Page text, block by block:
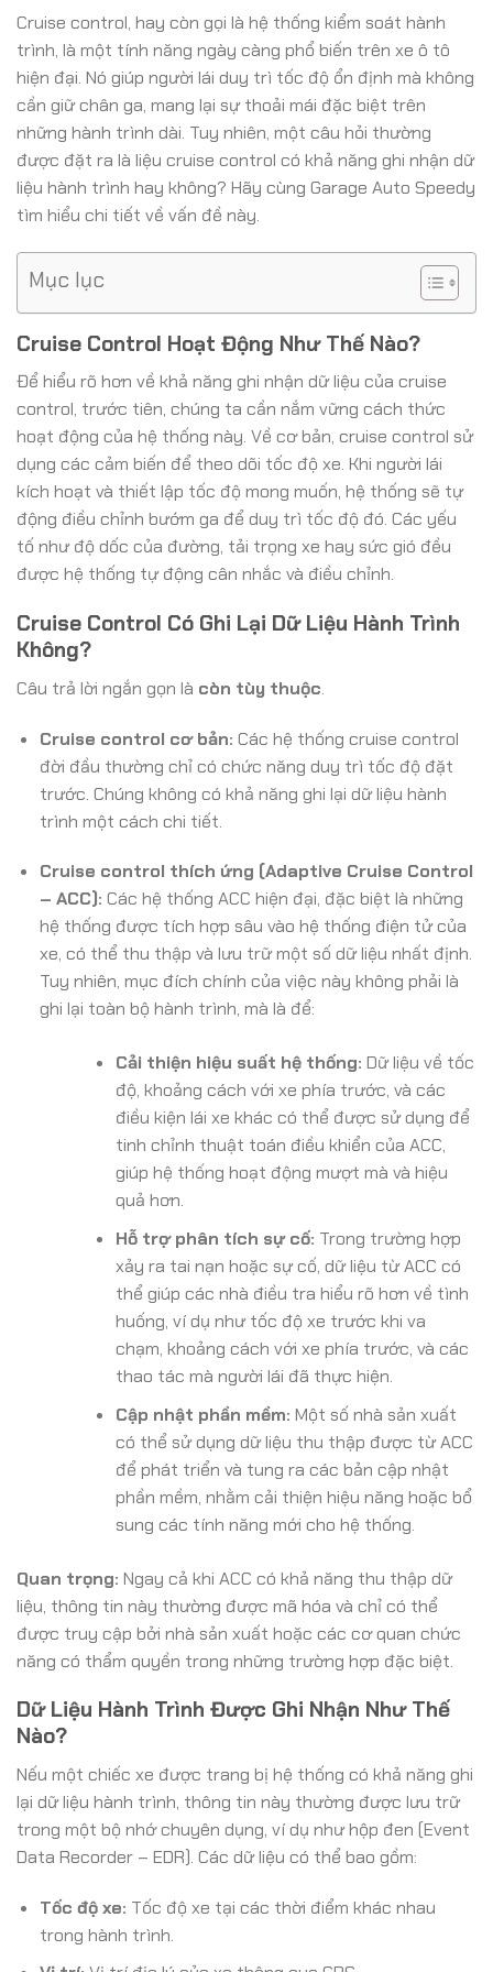
Cruise control, hay còn gọi là hệ thống kiểm soát hành
trình, là một tính năng ngày càng phổ biến trên xe ô tô
hiện đại. Nó giúp người lái duy trì tốc độ ổn định mà không
cần giữ chân ga, mang lại sự thoải mái đặc biệt trên
những hành trình dài. Tuy nhiên, một câu hỏi thường
được đặt ra là liệu cruise control có khả năng ghi nhận dữ
liệu hành trình hay không? Hãy cùng Garage Auto Speedy
tìm hiểu chi tiết về vấn đề này.
Mục lục
Cruise Control Hoạt Động Như Thế Nào?
Để hiểu rõ hơn về khả năng ghi nhận dữ liệu của cruise
control, trước tiên, chúng ta cần nắm vững cách thức
hoạt động của hệ thống này. Về cơ bản, cruise control sử
dụng các cảm biến để theo dõi tốc độ xe. Khi người lái
kích hoạt và thiết lập tốc độ mong muốn, hệ thống sẽ tự
động điều chỉnh bướm ga để duy trì tốc độ đó. Các yếu
tố như độ dốc của đường, tải trọng xe hay sức gió đều
được hệ thống tự động cân nhắc và điều chỉnh.
Cruise Control Có Ghi Lại Dữ Liệu Hành Trình
Không?
Câu trả lời ngắn gọn là còn tùy thuộc.
Cruise control cơ bản: Các hệ thống cruise control
đời đầu thường chỉ có chức năng duy trì tốc độ đặt
trước. Chúng không có khả năng ghi lại dữ liệu hành
trình một cách chi tiết.
Cruise control thích ứng (Adaptive Cruise Control
– ACC): Các hệ thống ACC hiện đại, đặc biệt là những
hệ thống được tích hợp sâu vào hệ thống điện tử của
xe, có thể thu thập và lưu trữ một số dữ liệu nhất định.
Tuy nhiên, mục đích chính của việc này không phải là
ghi lại toàn bộ hành trình, mà là để:
Cải thiện hiệu suất hệ thống: Dữ liệu về tốc
độ, khoảng cách với xe phía trước, và các
điều kiện lái xe khác có thể được sử dụng để
tinh chỉnh thuật toán điều khiển của ACC,
giúp hệ thống hoạt động mượt mà và hiệu
quả hơn.
Hỗ trợ phân tích sự cố: Trong trường hợp
xảy ra tai nạn hoặc sự cố, dữ liệu từ ACC có
thể giúp các nhà điều tra hiểu rõ hơn về tình
huống, ví dụ như tốc độ xe trước khi va
chạm, khoảng cách với xe phía trước, và các
thao tác mà người lái đã thực hiện.
Cập nhật phần mềm: Một số nhà sản xuất
có thể sử dụng dữ liệu thu thập được từ ACC
để phát triển và tung ra các bản cập nhật
phần mềm, nhằm cải thiện hiệu năng hoặc bổ
sung các tính năng mới cho hệ thống.
Quan trọng: Ngay cả khi ACC có khả năng thu thập dữ
liệu, thông tin này thường được mã hóa và chỉ có thể
được truy cập bởi nhà sản xuất hoặc các cơ quan chức
năng có thẩm quyền trong những trường hợp đặc biệt.
Dữ Liệu Hành Trình Được Ghi Nhận Như Thế
Nào?
Nếu một chiếc xe được trang bị hệ thống có khả năng ghi
lại dữ liệu hành trình, thông tin này thường được lưu trữ
trong một bộ nhớ chuyên dụng, ví dụ như hộp đen (Event
Data Recorder – EDR). Các dữ liệu có thể bao gồm:
Tốc độ xe: Tốc độ xe tại các thời điểm khác nhau
trong hành trình.